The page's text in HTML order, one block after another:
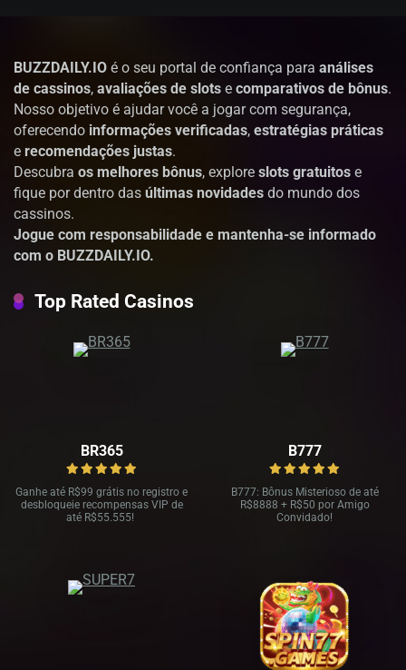
BUZZDAILY.IO é o seu portal de confiança para análises
de cassinos, avaliações de slots e comparativos de bônus.
Nosso objetivo é ajudar você a jogar com segurança,
oferecendo informações verificadas, estratégias práticas
e recomendações justas.
Descubra os melhores bônus, explore slots gratuitos e
fique por dentro das últimas novidades do mundo dos
cassinos.
Jogue com responsabilidade e mantenha-se informado
com o BUZZDAILY.IO.
Top Rated Casinos
BR365
Ganhe até R$99 grátis no registro e
desbloqueie recompensas VIP de
até R$55.555!
B777
B777: Bônus Misterioso de até
R$8888 + R$50 por Amigo
Convidado!